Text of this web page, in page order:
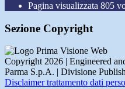
Pagina visualizzata 805
Sezione Copyright
Copyright 2026 | Engineered
Parma S.p.A. | Divisione
Disclaimer trattamento dati